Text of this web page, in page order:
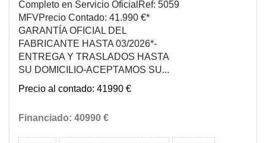
Completo en Servicio OficialRef: 5059
MFVPrecio Contado: 41.990 €*
GARANTÍA OFICIAL DEL
FABRICANTE HASTA 03/2026*-
ENTREGA Y TRASLADOS HASTA
SU DOMICILIO-ACEPTAMOS SU...
41990 €
40990 €